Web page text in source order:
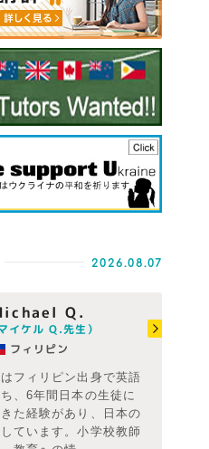
2026.08.07
Q.
イケル Q.先生）
フィリピン
フィリピン出身で英語
、6年間日本の生徒に
た経験があり、日本の
ています。小学校教師